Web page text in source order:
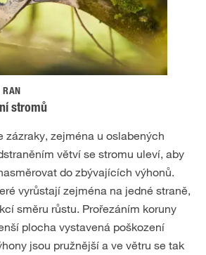
stromů
zázraky, zejména u oslabených
větví se stromu uleví, aby
do zbývajících výhonů.
vyrůstají zejména na jedné straně,
směru růstu. Prořezáním koruny
plocha vystavená poškození
jsou pružnější a ve větru se tak